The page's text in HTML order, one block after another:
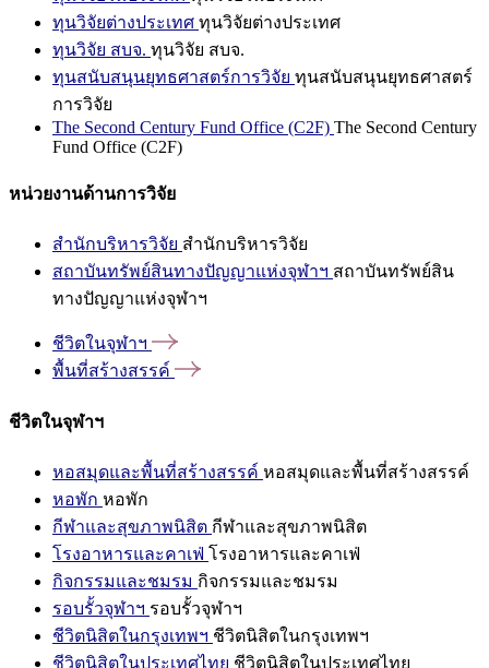
ทุนวิจัยต่างประเทศ ทุนวิจัยต่างประเทศ
ทุนวิจัย สบจ. ทุนวิจัย สบจ.
ทุนสนับสนุนยุทธศาสตร์การวิจัย ทุนสนับสนุนยุทธศาสตร์
การวิจัย
The Second Century Fund Office (C2F) The Second Century
Fund Office (C2F)
หน่วยงานด้านการวิจัย
สำนักบริหารวิจัย สำนักบริหารวิจัย
สถาบันทรัพย์สินทางปัญญาแห่งจุฬาฯ สถาบันทรัพย์สิน
ทางปัญญาแห่งจุฬาฯ
ชีวิตในจุฬาฯ
พื้นที่สร้างสรรค์
ชีวิตในจุฬาฯ
หอสมุดและพื้นที่สร้างสรรค์ หอสมุดและพื้นที่สร้างสรรค์
หอพัก หอพัก
กีฬาและสุขภาพนิสิต กีฬาและสุขภาพนิสิต
โรงอาหารและคาเฟ่ โรงอาหารและคาเฟ่
กิจกรรมและชมรม กิจกรรมและชมรม
รอบรั้วจุฬาฯ รอบรั้วจุฬาฯ
ชีวิตนิสิตในกรุงเทพฯ ชีวิตนิสิตในกรุงเทพฯ
ชีวิตนิสิตในประเทศไทย ชีวิตนิสิตในประเทศไทย